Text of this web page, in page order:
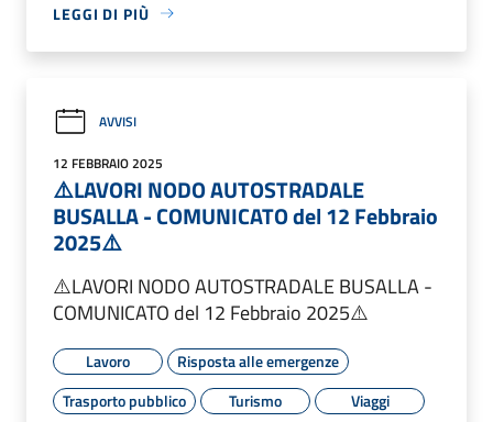
LEGGI DI PIÙ
AVVISI
12 FEBBRAIO 2025
⚠️LAVORI NODO AUTOSTRADALE
BUSALLA - COMUNICATO del 12 Febbraio
2025⚠️
⚠️LAVORI NODO AUTOSTRADALE BUSALLA -
COMUNICATO del 12 Febbraio 2025⚠️
Lavoro
Risposta alle emergenze
Trasporto pubblico
Turismo Viaggi